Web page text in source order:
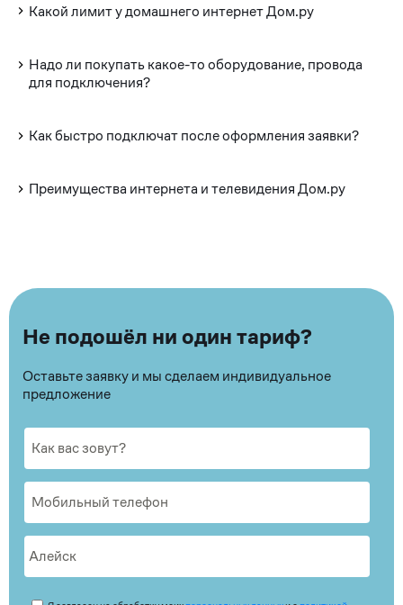
Какой лимит у домашнего интернет Дом.ру
Надо ли покупать какое-то оборудование, провода
для подключения?
Как быстро подключат после оформления заявки?
Преимущества интернета и телевидения Дом.ру
Не подошёл ни один тариф?
Оставьте заявку и мы сделаем индивидуальное
предложение